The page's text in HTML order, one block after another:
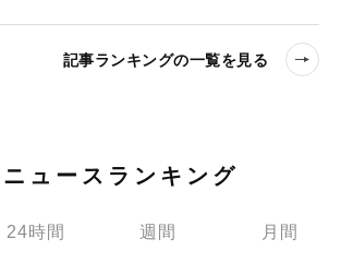
記事ランキングの一覧を見る
ニュースランキング
24時間 週間 月間